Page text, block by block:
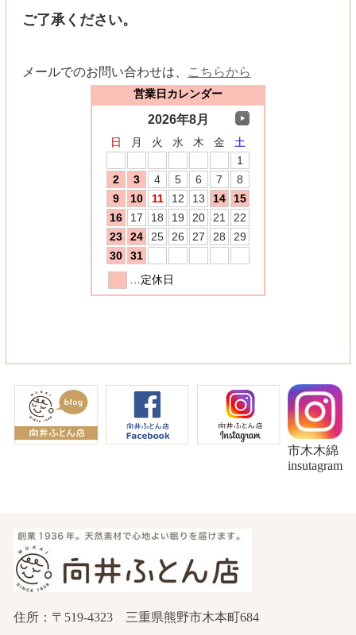
ご了承ください。
メールでのお問い合わせは、 こちらから
市木木綿
insutagram
住所：〒519-4323 三重県熊野市木本町684